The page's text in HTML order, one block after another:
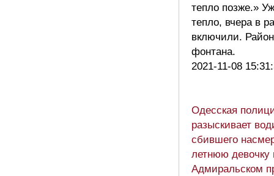
тепло позже.»
тепло, вчера в
включили.
фонтана.
2021-11-08
Одесская
разыскивает
сбившего
летнюю девочку
Адмиральском